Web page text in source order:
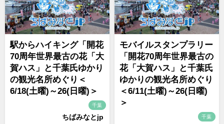
駅からハイキング「開花
70周年世界最古の花「大
賀ハス」と千葉氏ゆかり
の観光名所めぐり＜
6/18(土曜)～26(日曜)＞
千葉
ちばみなとjp
モバイルスタンプラリー
「開花70周年世界最古の
花「大賀ハス」と千葉氏
ゆかりの観光名所めぐり
＜6/11(土曜)～26(日曜)
＞
千葉